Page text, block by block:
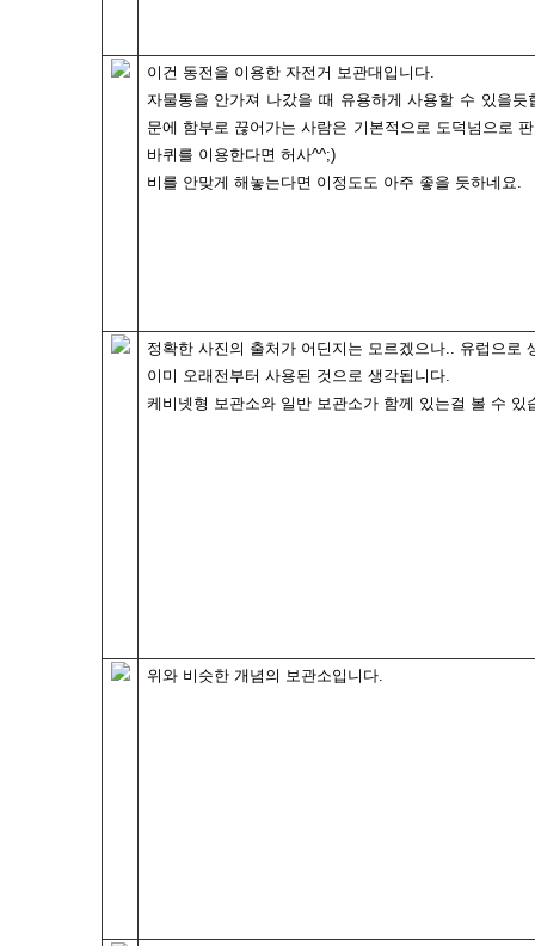
이건 동전을 이용한 자전거 보관대입니다.
자물통을 안가져 나갔을 때 유용하게 사용할 수 있을
문에 함부로 끊어가는 사람은 기본적으로 도덕넘으로
바퀴를 이용한다면 허사^^;)
비를 안맞게 해놓는다면 이정도도 아주 좋을 듯하네요.
정확한 사진의 출처가 어딘지는 모르겠으나.. 유럽으로
이미 오래전부터 사용된 것으로 생각됩니다.
케비넷형 보관소와 일반 보관소가 함께 있는걸 볼 수 있
위와 비슷한 개념의 보관소입니다.